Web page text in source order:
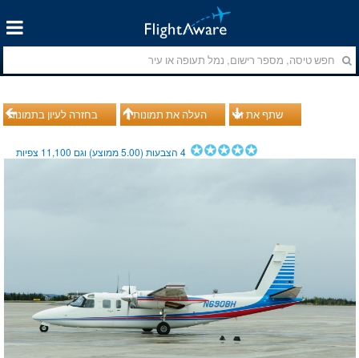
בחזרה לעיון בתמונות העלה את תמונותיך שתף את זה
4הצבעות (5.00ממוצע) וגם 11,100 צפיות